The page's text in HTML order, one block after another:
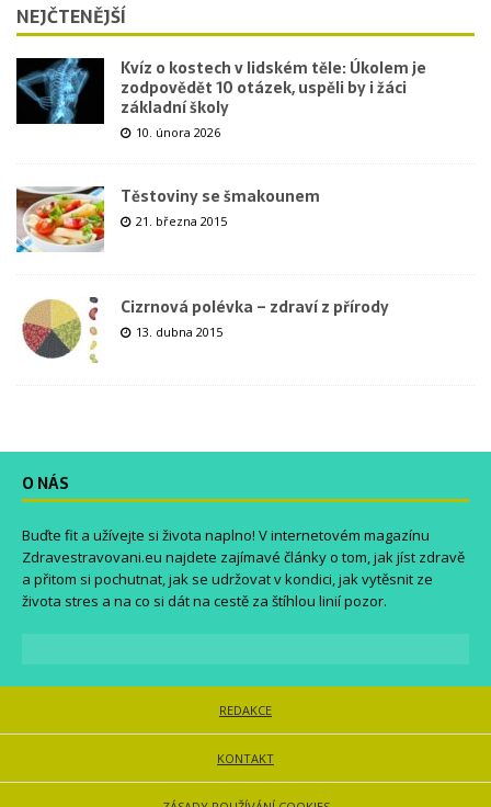
NEJČTENĚJŠÍ
Kvíz o kostech v lidském těle: Úkolem je
zodpovědět 10 otázek, uspěli by i žáci
základní školy
10. února 2026
Těstoviny se šmakounem
21. března 2015
Cizrnová polévka – zdraví z přírody
13. dubna 2015
O NÁS
Buďte fit a užívejte si života naplno! V internetovém magazínu
Zdravestravovani.eu najdete zajímavé články o tom, jak jíst zdravě
a přitom si pochutnat, jak se udržovat v kondici, jak vytěsnit ze
života stres a na co si dát na cestě za štíhlou linií pozor.
REDAKCE
KONTAKT